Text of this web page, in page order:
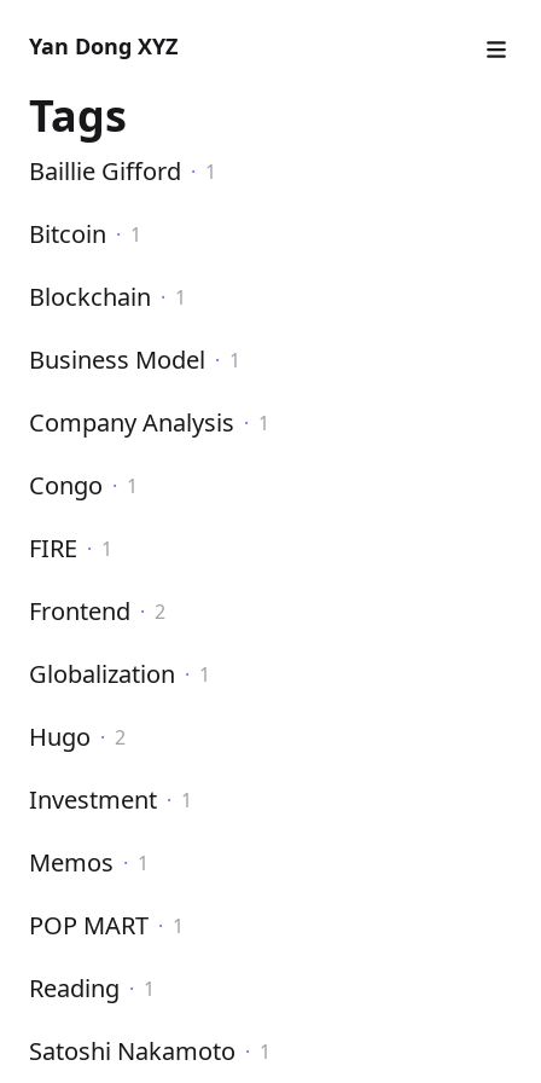
Yan Dong XYZ
Tags
Baillie Gifford · 1
Bitcoin · 1
Blockchain · 1
Business Model · 1
Company Analysis · 1
Congo · 1
FIRE · 1
Frontend · 2
Globalization · 1
Hugo · 2
Investment · 1
Memos · 1
POP MART · 1
Reading · 1
Satoshi Nakamoto · 1